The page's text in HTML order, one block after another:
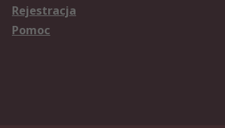
Rejestracja
Pomoc